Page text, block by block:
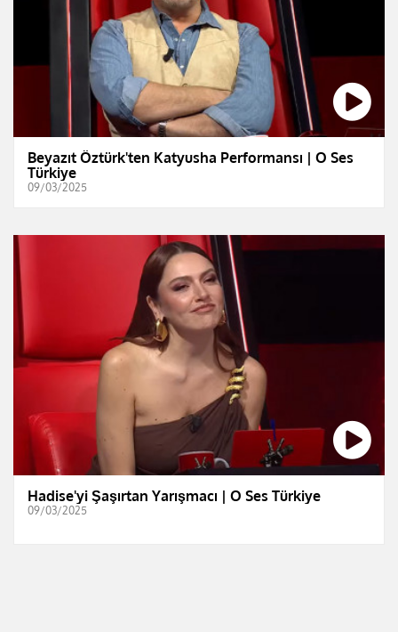
Beyazıt Öztürk'ten Katyusha Performansı | O Ses
Türkiye
09/03/2025
Hadise'yi Şaşırtan Yarışmacı | O Ses Türkiye
09/03/2025